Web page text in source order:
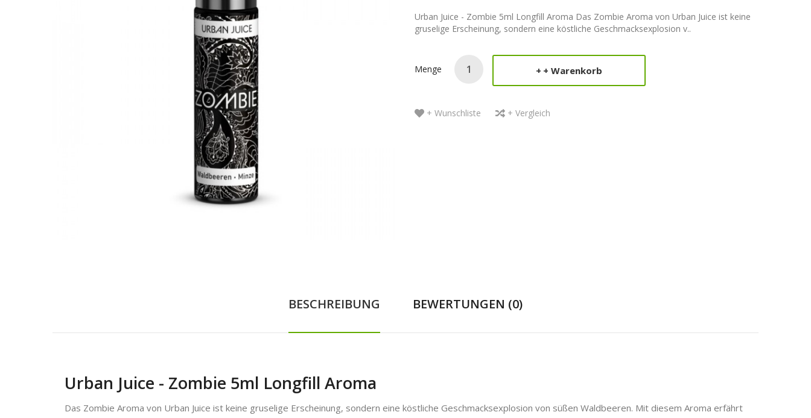
Urban Juice - Zombie 5ml Longfill Aroma Das Zombie Aroma von Urban Juice ist keine
gruselige Erscheinung, sondern eine köstliche Geschmacksexplosion v..
Menge + Warenkorb
+ Wunschliste + Vergleich
BESCHREIBUNG BEWERTUNGEN (0)
Urban Juice - Zombie 5ml Longfill Aroma
Das Zombie Aroma von Urban Juice ist keine gruselige Erscheinung, sondern eine köstliche Geschmacksexplosion von süßen Waldbeeren. Mit diesem Aroma erfährt